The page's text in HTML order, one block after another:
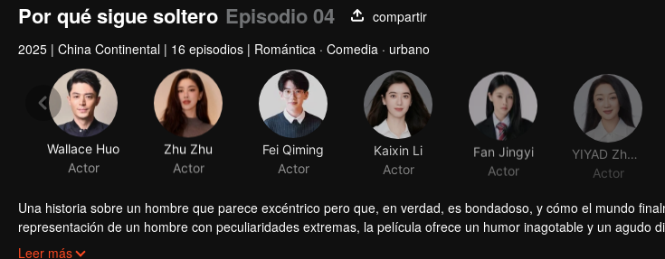
Por qué sigue soltero Episodio 04
compartir
2025 | China Continental | 16 episodios | Romántica · Comedia · urbano
Wallace Huo
Actor
Zhu Zhu
Actor
Fei Qiming
Actor
Kaixin Li
Actor
Fan Jingyi
Actor
Actor
Una historia sobre un hombre que parece excéntrico pero que, en verdad, es bondadoso, y cómo el mundo
representación de un hombre con peculiaridades extremas, la película ofrece un humor inagotable y un agudo
a la reflexión sobre la naturaleza humana y nuestra relación con el mundo.
Es un hombre que ama la vida pero, en sus cuarenta años, se declara "no maridable". ¿Es él el adorado ídolo
Leer más